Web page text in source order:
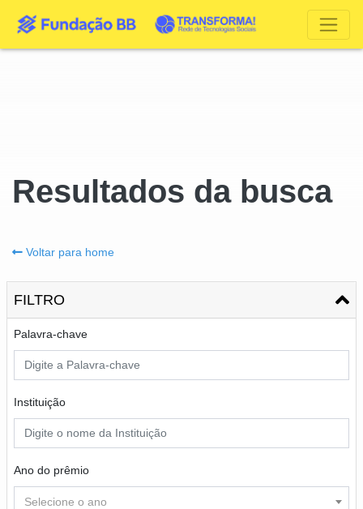
Resultados da busca
Voltar para home
FILTRO
Palavra-chave
Instituição
Ano do prêmio
Selecione o ano